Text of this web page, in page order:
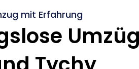
mit Erfahrung